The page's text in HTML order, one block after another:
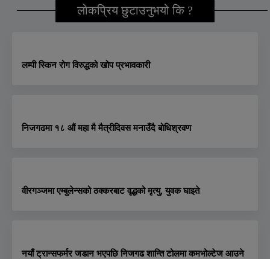
लोकप्रिय छुटाउनुभयो कि ?
लम्पी स्किन रोग विरुद्धको खोप प्रभावकारी
निजगढमा १८ औं महा मै मैत्रीदिवस मनाउँदै बोधिश्रवण
वीरगञ्जमा एम्बुलेन्सको ठक्करबाट वृद्धको मृत्यु, युवक घाइते
नयाँ ट्रान्सफर्मर जडान भएपछि निजगढ शान्ति टोलमा कमभोल्टेज आउने